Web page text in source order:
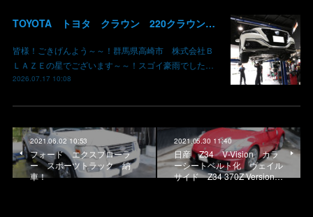
TOYOTA トヨタ クラウン 220クラウン 持ち込みマフラー交換 群馬県高崎市 株式会社BLAZE
皆様！ごきげんよう～～！群馬県高崎市 株式会社Ｂ
ＬＡＺＥの星でございます～～！スゴイ豪雨でした…
2026.07.17 10:08
2021.06.02 10:53
フォード エクスプローラ
ー スポーツトラック 納
車！
2021.05.30 11:40
日産 Z34 V-Vision カラ
ーシートベルト化 ヴェイル
サイド Z34 370Z Version…